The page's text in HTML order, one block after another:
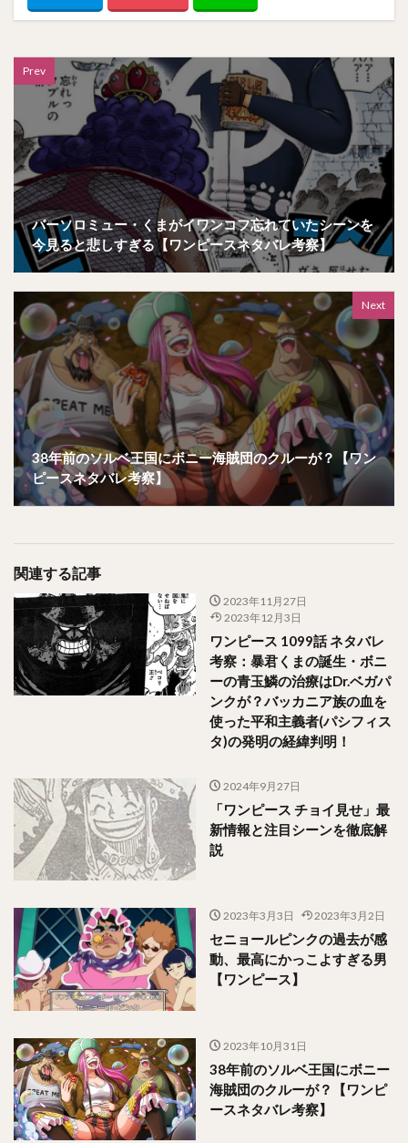
Prev
バーソロミュー・くまがイワンコフ忘れていたシーンを
今見ると悲しすぎる【ワンピースネタバレ考察】
Next
38年前のソルベ王国にボニー海賊団のクルーが？【ワン
ピースネタバレ考察】
関連する記事
2023年11月27日
2023年12月3日
ワンピース 1099話 ネタバレ
考察：暴君くまの誕生・ボニ
ーの青玉鱗の治療はDr.ベガパ
ンクが？バッカニア族の血を
使った平和主義者(パシフィス
タ)の発明の経緯判明！
2024年9月27日
「ワンピース チョイ見せ」最
新情報と注目シーンを徹底解
説
2023年3月3日 2023年3月2日
セニョールピンクの過去が感
動、最高にかっこよすぎる男
【ワンピース】
2023年10月31日
38年前のソルベ王国にボニー
海賊団のクルーが？【ワンピ
ースネタバレ考察】